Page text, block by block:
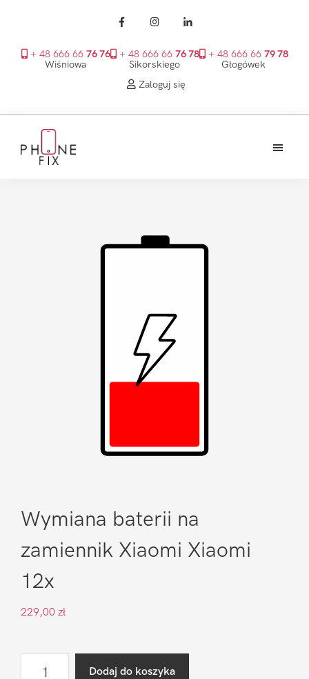
+ 48 666 66 76 76
Wiśniowa
+ 48 666 66 76 78
Sikorskiego
+ 48 666 66 79 78
Głogówek
Zaloguj się
głównego
Wymiana baterii na
zamiennik Xiaomi Xiaomi
12x
229,00 zł
Dodaj do koszyka